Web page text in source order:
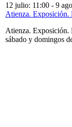
12 julio: 11:00 - 9
Atienza. Exposición.
Atienza. Exposición.
sábado y domingos